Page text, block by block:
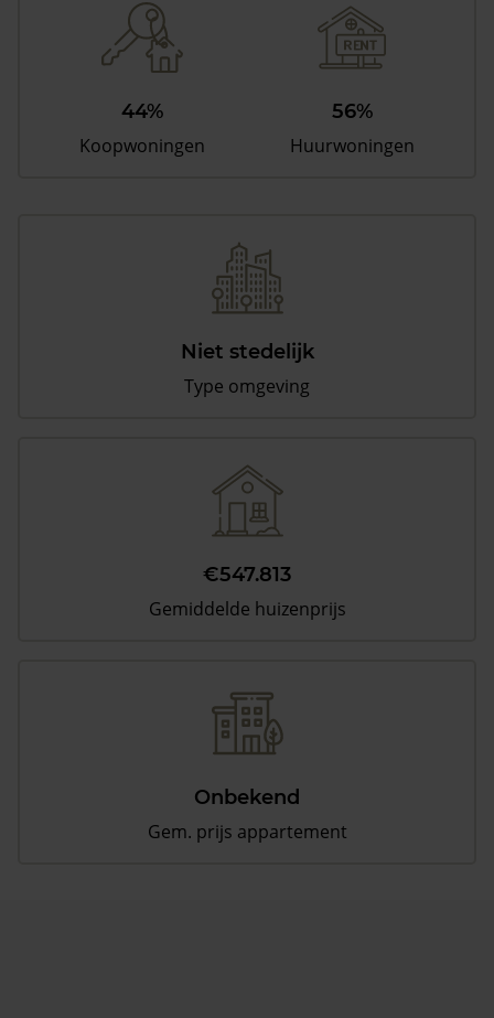
44%
Koopwoningen
56%
Huurwoningen
Niet stedelijk
Type omgeving
€547.813
Gemiddelde huizenprijs
Onbekend
Gem. prijs appartement